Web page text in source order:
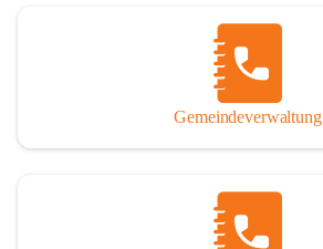
Gemeindeverwaltung